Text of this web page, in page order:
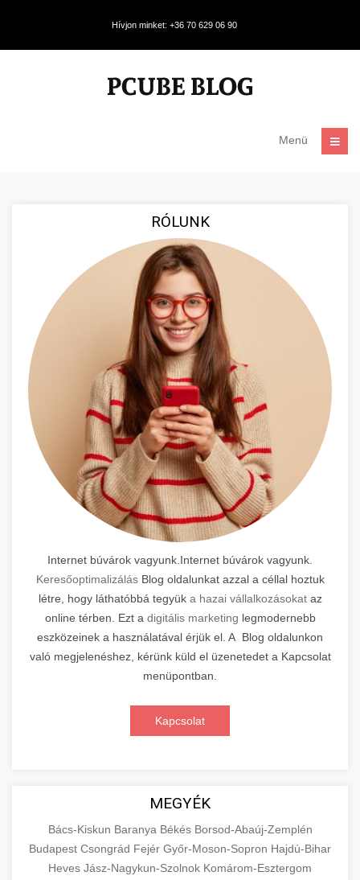
Hívjon minket: +36 70 629 06 90
Menü
RÓLUNK
Internet búvárok vagyunk.Internet búvárok vagyunk.
KeresőoptimalizálásBlog oldalunkat azzal a céllal hoztuk
létre, hogy láthatóbbá tegyük a hazai vállalkozásokataz
online térben. Ezt a digitális marketing legmodernebb
eszközeinek a használatával érjük el. A Blog oldalunkon
való megjelenéshez, kérünk küld el üzenetedet a Kapcsolat
menüpontban.
Kapcsolat
MEGYÉK
Bács-Kiskun Baranya Békés Borsod-Abaúj-Zemplén
Budapest Csongrád Fejér Győr-Moson-Sopron Hajdú-Bihar
Heves Jász-Nagykun-Szolnok Komárom-Esztergom